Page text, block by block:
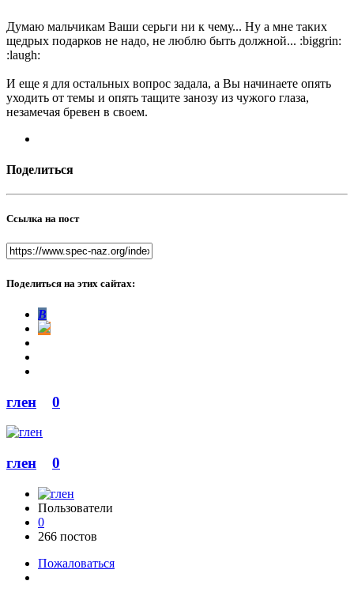
Думаю мальчикам Ваши серьги ни к чему... Ну а мне таких
щедрых подарков не надо, не люблю быть должной... :biggrin:
:laugh:
И еще я для остальных вопрос задала, а Вы начинаете опять
уходить от темы и опять тащите занозу из чужого глаза,
незамечая бревен в своем.
Поделиться
Ссылка на пост
Поделиться на этих сайтах:
В
глен 0
глен 0
Пользователи
0
266 постов
Пожаловаться